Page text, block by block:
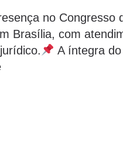
no Congresso
Brasília, com
A íntegra